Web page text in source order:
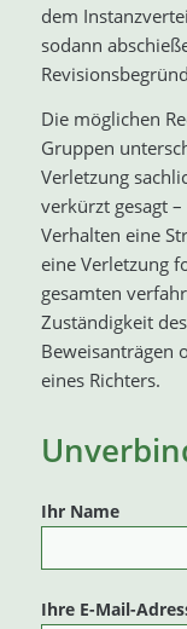
dem
sodann
Die möglichen
Gruppen
Verletzung
verkürzt gesagt
Verhalten eine
eine Verletzung
gesamten
Zuständigkeit
Beweisanträgen
eines Richters.
Ihr Name
Ihre E-Mail-